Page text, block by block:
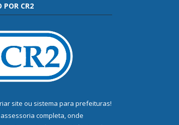
POR CR2
site ou sistema para prefeituras!
assessoria completa, onde